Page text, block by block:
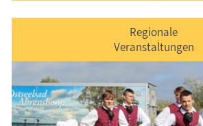
Der Ferienort "kurz & bündig"
Regionale
Veranstaltungen